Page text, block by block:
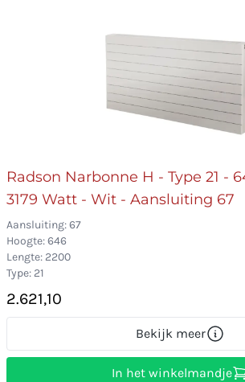
Radson Narbonne H - Type 21 -
3179 Watt - Wit - Aansluiting 67
Aansluiting: 67
Hoogte: 646
Lengte: 2200
Type: 21
2.621,10
Bekijk meer
In het winkelmandje